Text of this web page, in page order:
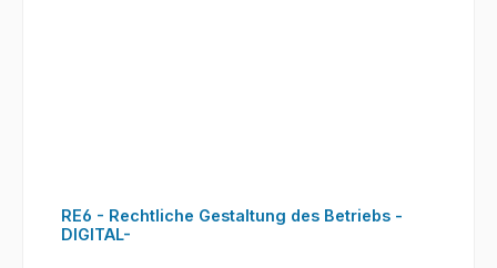
RE6 - Rechtliche Gestaltung des Betriebs -
DIGITAL-